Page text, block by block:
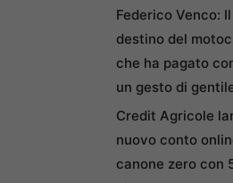
Federico Venco:
destino del
che ha pagato
un gesto di
Credit Agricole
nuovo conto
canone zero con